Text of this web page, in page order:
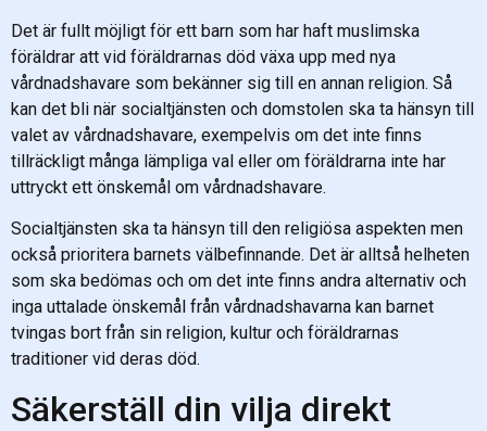
Det är fullt möjligt för ett barn som har haft muslimska
föräldrar att vid föräldrarnas död växa upp med nya
vårdnadshavare som bekänner sig till en annan religion. Så
kan det bli när socialtjänsten och domstolen ska ta hänsyn till
valet av vårdnadshavare, exempelvis om det inte finns
tillräckligt många lämpliga val eller om föräldrarna inte har
uttryckt ett önskemål om vårdnadshavare.
Socialtjänsten ska ta hänsyn till den religiösa aspekten men
också prioritera barnets välbefinnande. Det är alltså helheten
som ska bedömas och om det inte finns andra alternativ och
inga uttalade önskemål från vårdnadshavarna kan barnet
tvingas bort från sin religion, kultur och föräldrarnas
traditioner vid deras död.
Säkerställ din vilja direkt